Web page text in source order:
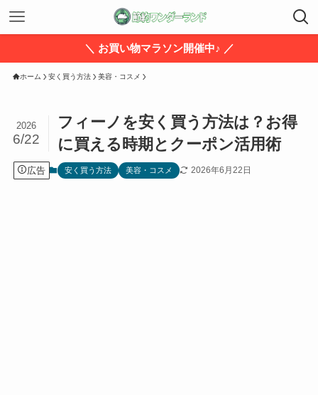
＼ お買い物マラソン開催中♪ ／
ホーム 安く買う方法 美容・コスメ
フィーノを安く買う方法は？お得
に買える時期とクーポン活用術
2026
6/22
広告 安く買う方法 美容・コスメ 2026年6月22日